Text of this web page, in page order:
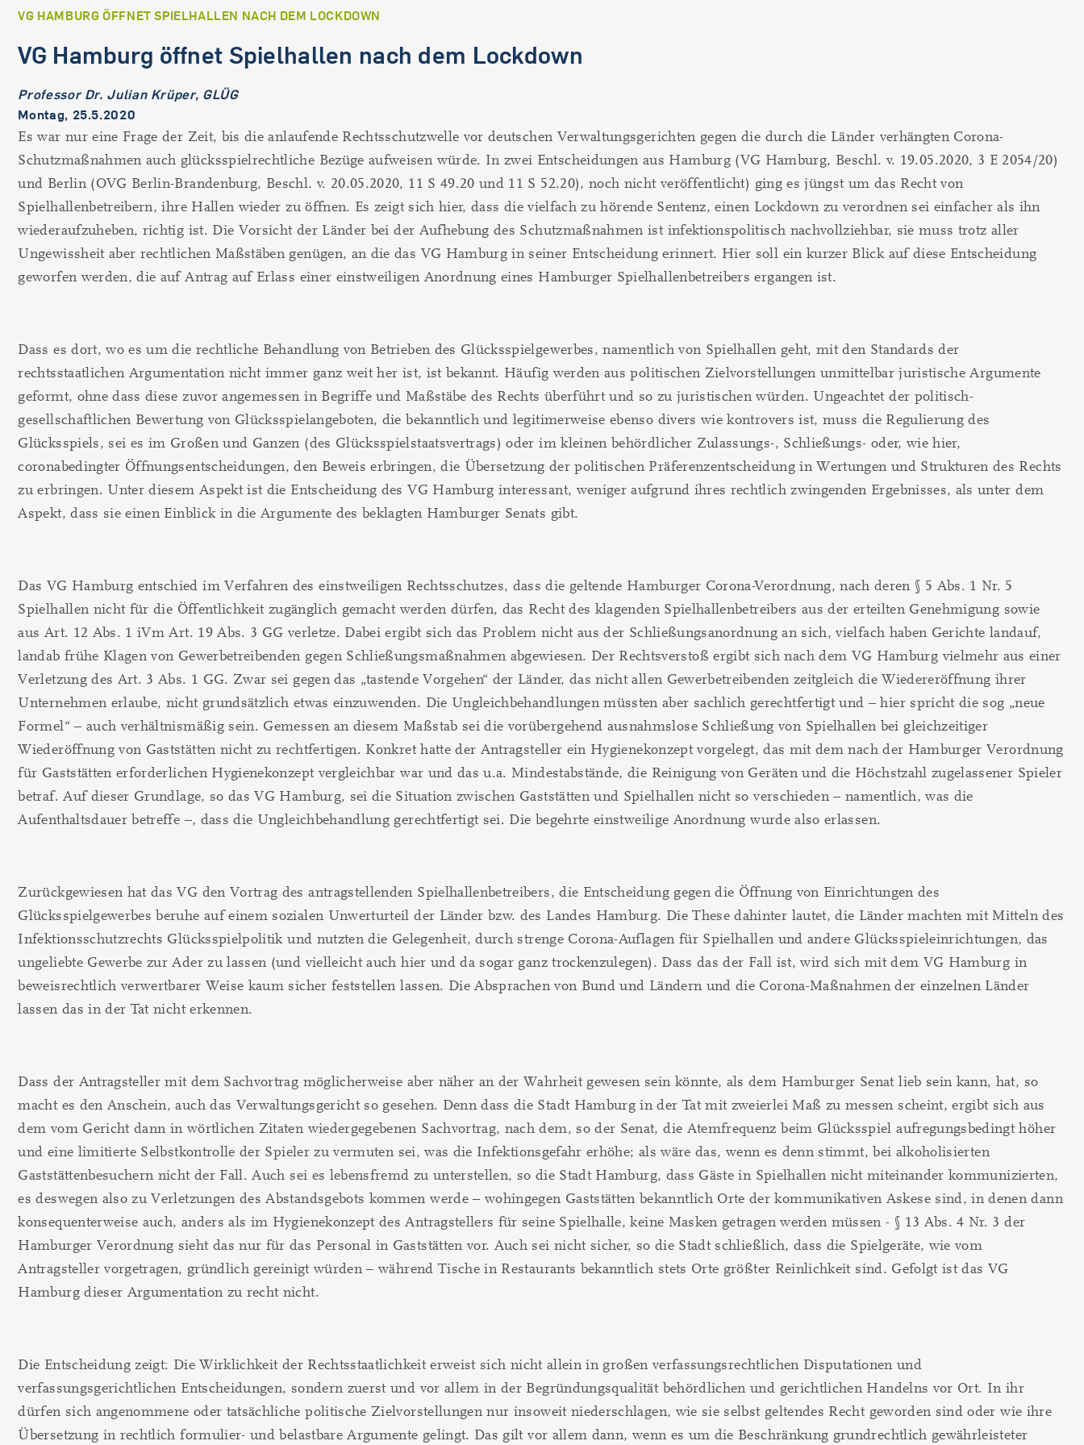
VG HAMBURG ÖFFNET SPIELHALLEN NACH DEM LOCKDOWN
VG Hamburg öffnet Spielhallen nach dem Lockdown
Professor Dr. Julian Krüper, GLÜG
Montag, 25.5.2020
Es war nur eine Frage der Zeit, bis die anlaufende Rechtsschutzwelle vor deutschen Verwaltungsgerichten gegen die durch die Länder verhängten Corona-
Schutzmaßnahmen auch glücksspielrechtliche Bezüge aufweisen würde. In zwei Entscheidungen aus Hamburg (VG Hamburg, Beschl. v. 19.05.2020, 3 E 2054/20)
und Berlin (OVG Berlin-Brandenburg, Beschl. v. 20.05.2020, 11 S 49.20 und 11 S 52.20), noch nicht veröffentlicht) ging es jüngst um das Recht von
Spielhallenbetreibern, ihre Hallen wieder zu öffnen. Es zeigt sich hier, dass die vielfach zu hörende Sentenz, einen Lockdown zu verordnen sei einfacher als ihn
wiederaufzuheben, richtig ist. Die Vorsicht der Länder bei der Aufhebung des Schutzmaßnahmen ist infektionspolitisch nachvollziehbar, sie muss trotz aller
Ungewissheit aber rechtlichen Maßstäben genügen, an die das VG Hamburg in seiner Entscheidung erinnert. Hier soll ein kurzer Blick auf diese Entscheidung
geworfen werden, die auf Antrag auf Erlass einer einstweiligen Anordnung eines Hamburger Spielhallenbetreibers ergangen ist.
Dass es dort, wo es um die rechtliche Behandlung von Betrieben des Glücksspielgewerbes, namentlich von Spielhallen geht, mit den Standards der
rechtsstaatlichen Argumentation nicht immer ganz weit her ist, ist bekannt. Häufig werden aus politischen Zielvorstellungen unmittelbar juristische Argumente
geformt, ohne dass diese zuvor angemessen in Begriffe und Maßstäbe des Rechts überführt und so zu juristischen würden. Ungeachtet der politisch-
gesellschaftlichen Bewertung von Glücksspielangeboten, die bekanntlich und legitimerweise ebenso divers wie kontrovers ist, muss die Regulierung des
Glücksspiels, sei es im Großen und Ganzen (des Glücksspielstaatsvertrags) oder im kleinen behördlicher Zulassungs-, Schließungs- oder, wie hier,
coronabedingter Öffnungsentscheidungen, den Beweis erbringen, die Übersetzung der politischen Präferenzentscheidung in Wertungen und Strukturen des Rechts
zu erbringen. Unter diesem Aspekt ist die Entscheidung des VG Hamburg interessant, weniger aufgrund ihres rechtlich zwingenden Ergebnisses, als unter dem
Aspekt, dass sie einen Einblick in die Argumente des beklagten Hamburger Senats gibt.
Das VG Hamburg entschied im Verfahren des einstweiligen Rechtsschutzes, dass die geltende Hamburger Corona-Verordnung, nach deren § 5 Abs. 1 Nr. 5
Spielhallen nicht für die Öffentlichkeit zugänglich gemacht werden dürfen, das Recht des klagenden Spielhallenbetreibers aus der erteilten Genehmigung sowie
aus Art. 12 Abs. 1 iVm Art. 19 Abs. 3 GG verletze. Dabei ergibt sich das Problem nicht aus der Schließungsanordnung an sich, vielfach haben Gerichte landauf,
landab frühe Klagen von Gewerbetreibenden gegen Schließungsmaßnahmen abgewiesen. Der Rechtsverstoß ergibt sich nach dem VG Hamburg vielmehr aus einer
Verletzung des Art. 3 Abs. 1 GG. Zwar sei gegen das „tastende Vorgehen“ der Länder, das nicht allen Gewerbetreibenden zeitgleich die Wiedereröffnung ihrer
Unternehmen erlaube, nicht grundsätzlich etwas einzuwenden. Die Ungleichbehandlungen müssten aber sachlich gerechtfertigt und – hier spricht die sog „neue
Formel“ – auch verhältnismäßig sein. Gemessen an diesem Maßstab sei die vorübergehend ausnahmslose Schließung von Spielhallen bei gleichzeitiger
Wiederöffnung von Gaststätten nicht zu rechtfertigen. Konkret hatte der Antragsteller ein Hygienekonzept vorgelegt, das mit dem nach der Hamburger Verordnung
für Gaststätten erforderlichen Hygienekonzept vergleichbar war und das u.a. Mindestabstände, die Reinigung von Geräten und die Höchstzahl zugelassener Spieler
betraf. Auf dieser Grundlage, so das VG Hamburg, sei die Situation zwischen Gaststätten und Spielhallen nicht so verschieden – namentlich, was die
Aufenthaltsdauer betreffe –, dass die Ungleichbehandlung gerechtfertigt sei. Die begehrte einstweilige Anordnung wurde also erlassen.
Zurückgewiesen hat das VG den Vortrag des antragstellenden Spielhallenbetreibers, die Entscheidung gegen die Öffnung von Einrichtungen des
Glücksspielgewerbes beruhe auf einem sozialen Unwerturteil der Länder bzw. des Landes Hamburg. Die These dahinter lautet, die Länder machten mit Mitteln des
Infektionsschutzrechts Glücksspielpolitik und nutzten die Gelegenheit, durch strenge Corona-Auflagen für Spielhallen und andere Glücksspieleinrichtungen, das
ungeliebte Gewerbe zur Ader zu lassen (und vielleicht auch hier und da sogar ganz trockenzulegen). Dass das der Fall ist, wird sich mit dem VG Hamburg in
beweisrechtlich verwertbarer Weise kaum sicher feststellen lassen. Die Absprachen von Bund und Ländern und die Corona-Maßnahmen der einzelnen Länder
lassen das in der Tat nicht erkennen.
Dass der Antragsteller mit dem Sachvortrag möglicherweise aber näher an der Wahrheit gewesen sein könnte, als dem Hamburger Senat lieb sein kann, hat, so
macht es den Anschein, auch das Verwaltungsgericht so gesehen. Denn dass die Stadt Hamburg in der Tat mit zweierlei Maß zu messen scheint, ergibt sich aus
dem vom Gericht dann in wörtlichen Zitaten wiedergegebenen Sachvortrag, nach dem, so der Senat, die Atemfrequenz beim Glücksspiel aufregungsbedingt höher
und eine limitierte Selbstkontrolle der Spieler zu vermuten sei, was die Infektionsgefahr erhöhe; als wäre das, wenn es denn stimmt, bei alkoholisierten
Gaststättenbesuchern nicht der Fall. Auch sei es lebensfremd zu unterstellen, so die Stadt Hamburg, dass Gäste in Spielhallen nicht miteinander kommunizierten,
es deswegen also zu Verletzungen des Abstandsgebots kommen werde – wohingegen Gaststätten bekanntlich Orte der kommunikativen Askese sind, in denen dann
konsequenterweise auch, anders als im Hygienekonzept des Antragstellers für seine Spielhalle, keine Masken getragen werden müssen - § 13 Abs. 4 Nr. 3 der
Hamburger Verordnung sieht das nur für das Personal in Gaststätten vor. Auch sei nicht sicher, so die Stadt schließlich, dass die Spielgeräte, wie vom
Antragsteller vorgetragen, gründlich gereinigt würden – während Tische in Restaurants bekanntlich stets Orte größter Reinlichkeit sind. Gefolgt ist das VG
Hamburg dieser Argumentation zu recht nicht.
Die Entscheidung zeigt: Die Wirklichkeit der Rechtsstaatlichkeit erweist sich nicht allein in großen verfassungsrechtlichen Disputationen und
verfassungsgerichtlichen Entscheidungen, sondern zuerst und vor allem in der Begründungsqualität behördlichen und gerichtlichen Handelns vor Ort. In ihr
dürfen sich angenommene oder tatsächliche politische Zielvorstellungen nur insoweit niederschlagen, wie sie selbst geltendes Recht geworden sind oder wie ihre
Übersetzung in rechtlich formulier- und belastbare Argumente gelingt. Das gilt vor allem dann, wenn es um die Beschränkung grundrechtlich gewährleisteter